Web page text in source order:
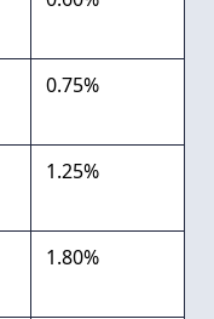
0.75%
1.25%
1.80%